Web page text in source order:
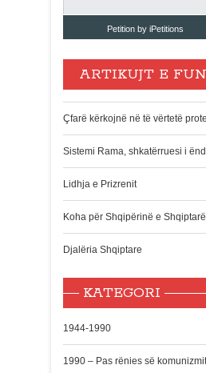
Petition by iPetitions
ARTIKUJT E
Çfarë kërkojnë në të vërtetë
Sistemi Rama, shkatërruesi i
Lidhja e Prizrenit
Koha për Shqipërinë e
Djalëria Shqiptare
KATEGORI
1944-1990
1990 – Pas rënies së komunizmit